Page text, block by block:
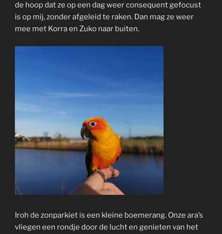
de hoop dat ze op een dag weer consequent gefocust
is op mij, zonder afgeleid te raken. Dan mag ze weer
mee met Korra en Zuko naar buiten.
Iroh de zonparkiet is een kleine boemerang. Onze ara’s
vliegen een rondje door de lucht en genieten van het